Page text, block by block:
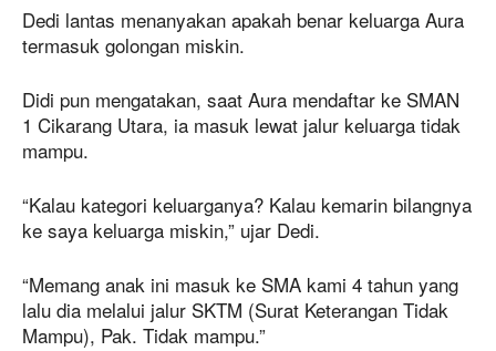
Dedi lantas menanyakan apakah benar keluarga Aura
termasuk golongan miskin.
Didi pun mengatakan, saat Aura mendaftar ke SMAN
1 Cikarang Utara, ia masuk lewat jalur keluarga tidak
mampu.
“Kalau kategori keluarganya? Kalau kemarin bilangnya
ke saya keluarga miskin,” ujar Dedi.
“Memang anak ini masuk ke SMA kami 4 tahun yang
lalu dia melalui jalur SKTM (Surat Keterangan Tidak
Mampu), Pak. Tidak mampu.”